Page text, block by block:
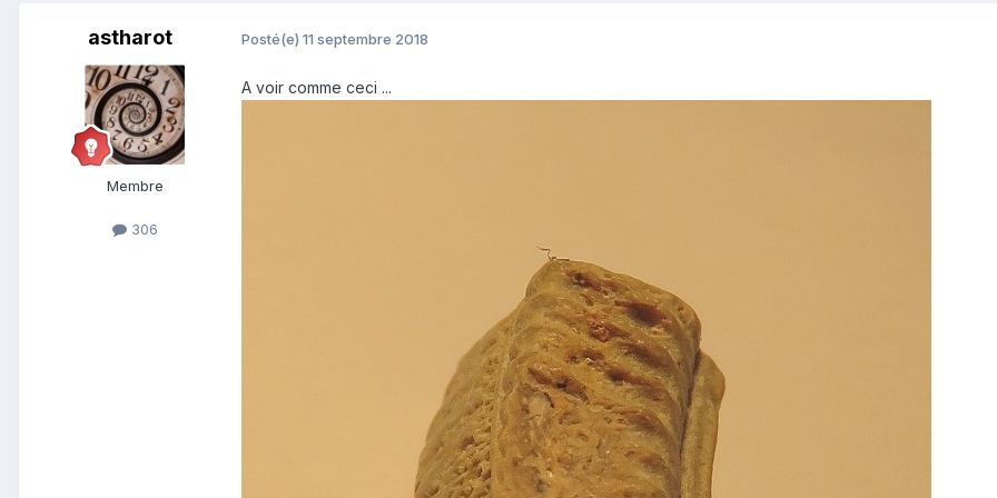
astharot
Membre
306
Posté(e) 11 septembre 2018
A voir comme ceci ...